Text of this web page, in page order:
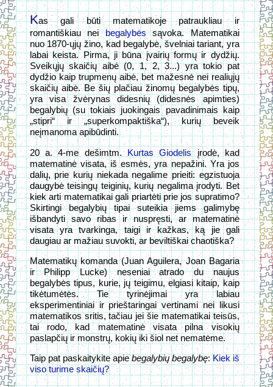
Kas gali būti matematikoje patraukliau ir
romantiškiau neibegalybėssąvoka. Matematikai
nuo 1870-ųjų žino, kad begalybė, švelniai tariant, yra
labai keista. Pirma, ji būna įvairių formų ir dydžių.
Sveikųjų skaičių aibė (0, 1, 2, 3...) yra tokio pat
dydžio kaip trupmenų aibė, bet mažesnė nei realiųjų
skaičių aibė. Be šių plačiau žinomų begalybės tipų,
yra visa žvėrynas didesnių (didesnės apimties)
begalybių (su tokiais juokingais pavadinimais kaip
„stipri“ ir „superkompaktiška“), kurių beveik
neįmanoma apibūdinti.
20 a. 4-me dešimtm. Kurtas Giodelisįrodė, kad
matematinė visata, iš esmės, yra nepažini. Yra jos
dalių, prie kurių niekada negalime prieiti: egzistuoja
daugybė teisingų teiginių, kurių negalima įrodyti. Bet
kiek arti matematikai gali priartėti prie jos supratimo?
Skirtingi begalybių tipai suteikia jiems galimybę
išbandyti savo ribas ir nuspręsti, ar matematinė
visata yra tvarkinga, taigi ir kažkas, ką jie gali
daugiau ar mažiau suvokti, ar beviltiškai chaotiška?
Matematikų komanda (Juan Aguilera, Joan Bagaria
ir Philipp Lucke) neseniai atrado du naujus
begalybės tipus, kurie, jų teigimu, elgiasi kitaip, kaip
tikėtumėtės. Tie tyrinėjimai yra labiau
eksperimentiniai ir prieštaringai vertinami nei likusi
matematikos sritis, tačiau jei šie matematikai teisūs,
tai rodo, kad matematinė visata pilna visokių
paslapčių ir monstrų, kokių iki šiol net nematėme.
Taip pat paskaitykite apiebegalybių begalybę: Kiek iš
viso turime skaičių?